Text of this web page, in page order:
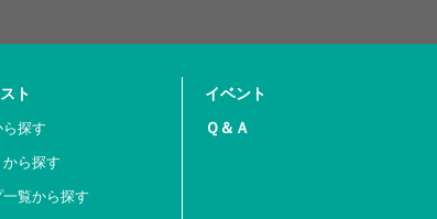
ト
探す
ら探す
覧から探す
イベント
Ｑ＆Ａ